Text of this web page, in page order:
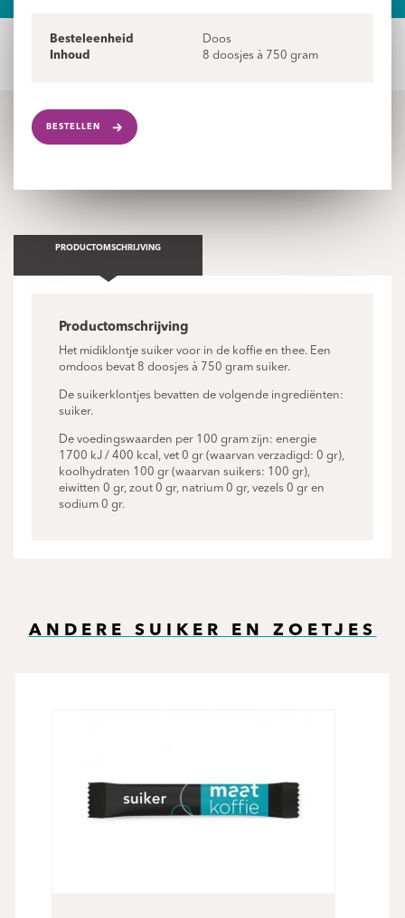
Besteleenheid
Inhoud
Doos
8 doosjes à 750 gram
BESTELLEN
PRODUCTOMSCHRIJVING
Productomschrijving
Het midiklontje suiker voor in de koffie en thee. Een
omdoos bevat 8 doosjes à 750 gram suiker.
De suikerklontjes bevatten de volgende ingrediënten:
suiker.
De voedingswaarden per 100 gram zijn: energie
1700 kJ / 400 kcal, vet 0 gr (waarvan verzadigd: 0 gr),
koolhydraten 100 gr (waarvan suikers: 100 gr),
eiwitten 0 gr, zout 0 gr, natrium 0 gr, vezels 0 gr en
sodium 0 gr.
ANDERE SUIKER EN ZOETJES